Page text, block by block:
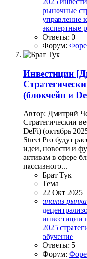
2025
рыночные
управление
экспертные
Ответы: 0
Форум:
Инвестиции
(блокчейн и
Автор: Дмитрий
Стратегический
DeFi) (октябрь
Street Pro будут
идеи, новости и
активам в сфере
пассивного...
Брат Тук
Тема
22 Окт 2025
анализ рынка
инвестиции
2025
обучение
Ответы: 5
Форум: